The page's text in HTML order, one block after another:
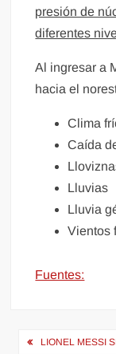
presión de
diferentes
Al ingresar a
hacia el
Clima
Caída
Lluvias
Lluvia
Vientos
Fuentes:
LIONEL MESSI